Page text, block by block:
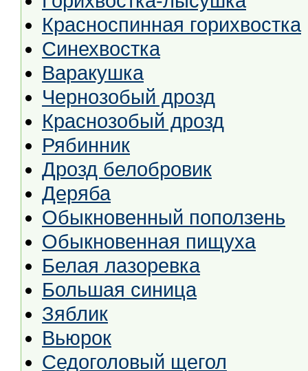
Красноспинная горихвостка
Синехвостка
Варакушка
Чернозобый дрозд
Краснозобый дрозд
Рябинник
Дрозд белобровик
Деряба
Обыкновенный поползень
Обыкновенная пищуха
Белая лазоревка
Большая синица
Зяблик
Вьюрок
Седоголовый щегол